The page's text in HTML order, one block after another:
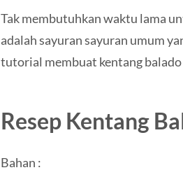
Tak membutuhkan waktu lama
adalah sayuran sayuran umum
tutorial membuat kentang
Resep Kentang
Bahan :